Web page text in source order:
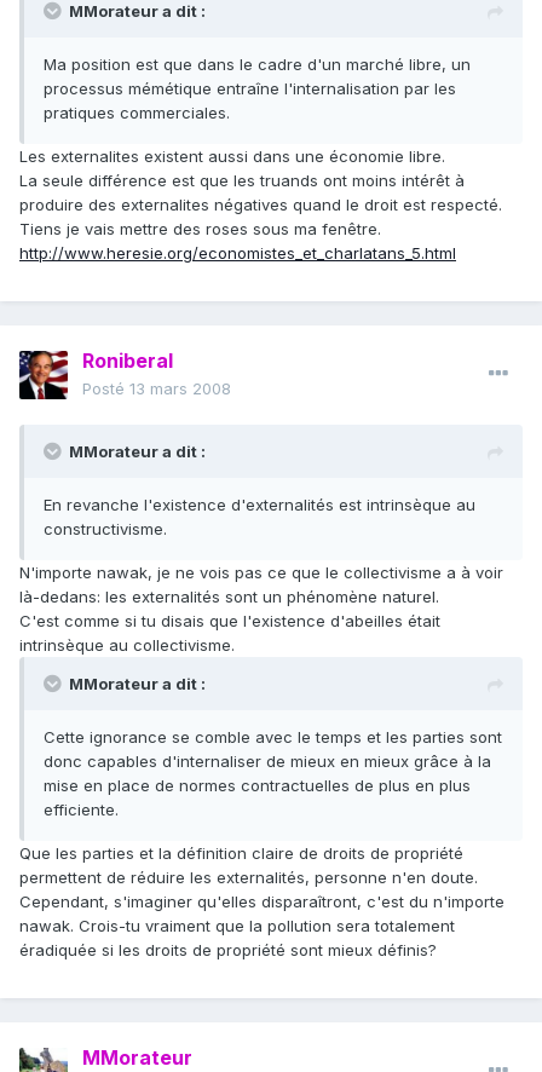
MMorateur a dit :
Ma position est que dans le cadre d'un marché libre, un
processus mémétique entraîne l'internalisation par les
pratiques commerciales.
Les externalites existent aussi dans une économie libre.
La seule différence est que les truands ont moins intérêt à
produire des externalites négatives quand le droit est respecté.
Tiens je vais mettre des roses sous ma fenêtre.
http://www.heresie.org/economistes_et_charlatans_5.html
Roniberal
Posté 13 mars 2008
MMorateur a dit :
En revanche l'existence d'externalités est intrinsèque au
constructivisme.
N'importe nawak, je ne vois pas ce que le collectivisme a à voir
là-dedans: les externalités sont un phénomène naturel.
C'est comme si tu disais que l'existence d'abeilles était
intrinsèque au collectivisme.
MMorateur a dit :
Cette ignorance se comble avec le temps et les parties sont
donc capables d'internaliser de mieux en mieux grâce à la
mise en place de normes contractuelles de plus en plus
efficiente.
Que les parties et la définition claire de droits de propriété
permettent de réduire les externalités, personne n'en doute.
Cependant, s'imaginer qu'elles disparaîtront, c'est du n'importe
nawak. Crois-tu vraiment que la pollution sera totalement
éradiquée si les droits de propriété sont mieux définis?
MMorateur